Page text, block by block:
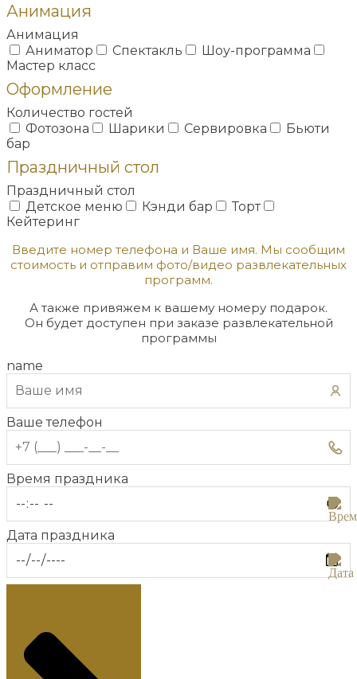
Анимация
Анимация
Аниматор
Спектакль
Шоу-программа
Мастер класс
Оформление
Количество гостей
Фотозона
Шарики Сервировка
Бьюти
бар
Праздничный стол
Праздничный стол
Детское меню
Кэнди бар
Торт
Кейтеринг
Введите номер телефона и Ваше имя. Мы сообщим
стоимость и отправим фото/видео развлекательных
программ.
А также привяжем к вашему номеру подарок.
Он будет доступен при заказе развлекательной
программы
name
Ваше телефон
Время праздника
Дата праздника